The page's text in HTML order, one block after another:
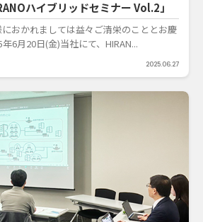
ハイブリッドセミナー Vol.2」
おかれましては益々ご清栄のこととお慶
6月20日(金)当社にて、HIRAN...
2025.06.27